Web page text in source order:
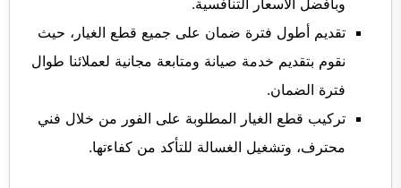
وبأفضل الأسعار التنافسية.
تقديم أطول فترة ضمان على جميع قطع الغيار، حيث
نقوم بتقديم خدمة صيانة ومتابعة مجانية لعملائنا طوال
فترة الضمان.
تركيب قطع الغيار المطلوبة على الفور من خلال فني
محترف، وتشغيل الغسالة للتأكد من كفاءتها.